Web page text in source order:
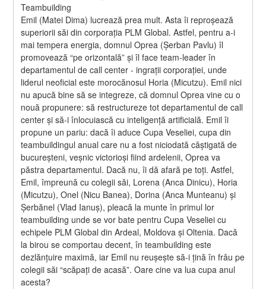
Teambuilding
Emil (Matei Dima) lucrează prea mult. Asta îi reproșează
superiorii săi din corporația PLM Global. Astfel, pentru a-i
mai tempera energia, domnul Oprea (Șerban Pavlu) îl
promovează “pe orizontală” și îl face team-leader în
departamentul de call center - ingrații corporației, unde
liderul neoficial este morocănosul Horia (Micutzu). Emil nici
nu apucă bine să se integreze, că domnul Oprea vine cu o
nouă propunere: să restructureze tot departamentul de call
center și să-i înlocuiască cu inteligență artificială. Emil îi
propune un pariu: dacă îi aduce Cupa Veseliei, cupa din
teambuildingul anual care nu a fost niciodată câștigată de
bucureșteni, veșnic victorioși fiind ardelenii, Oprea va
păstra departamentul. Dacă nu, îi dă afară pe toți. Astfel,
Emil, împreună cu colegii săi, Lorena (Anca Dinicu), Horia
(Micutzu), Onel (Nicu Banea), Dorina (Anca Munteanu) și
Șerbănel (Vlad Ianuș), pleacă la munte în primul lor
teambuilding unde se vor bate pentru Cupa Veseliei cu
echipele PLM Global din Ardeal, Moldova și Oltenia. Dacă
la birou se comportau decent, în teambuilding este
dezlănțuire maximă, iar Emil nu reușește să-i țină în frâu pe
colegii săi “scăpați de acasă”. Oare cine va lua cupa anul
acesta?